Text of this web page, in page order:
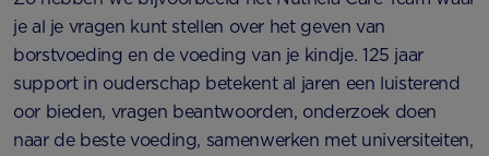
je al je vragen kunt stellen over het geven van
borstvoeding en de voeding van je kindje. 125 jaar
support in ouderschap betekent al jaren een luisterend
oor bieden, vragen beantwoorden, onderzoek doen
naar de beste voeding, samenwerken met universiteiten,